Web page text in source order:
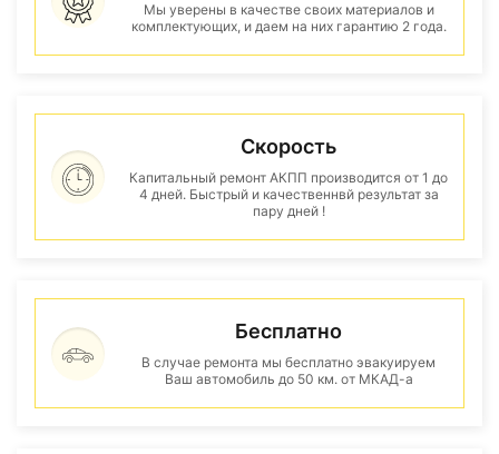
Мы уверены в качестве своих материалов и
комплектующих, и даем на них гарантию 2 года.
Скорость
Капитальный ремонт АКПП производится от 1 до
4 дней. Быстрый и качественнвй результат за
пару дней !
Бесплатно
В случае ремонта мы бесплатно эвакуируем
Ваш автомобиль до 50 км. от МКАД-а